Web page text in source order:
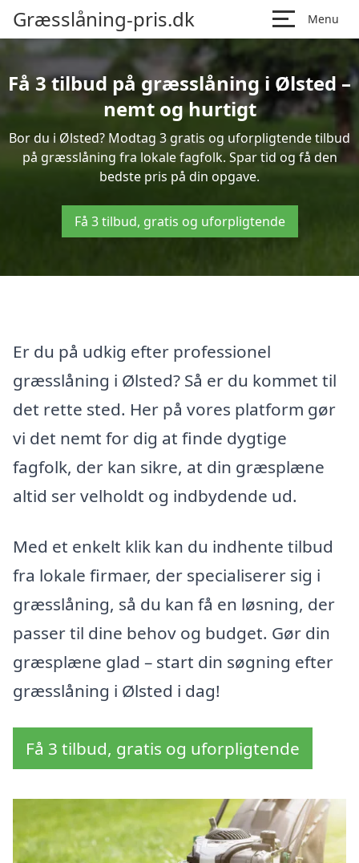
Græsslåning-pris.dk Menu
Få 3 tilbud på græsslåning i Ølsted –
nemt og hurtigt
Bor du i Ølsted? Modtag 3 gratis og uforpligtende tilbud
på græsslåning fra lokale fagfolk. Spar tid og få den
bedste pris på din opgave.
Få 3 tilbud, gratis og uforpligtende
Er du på udkig efter professionel
græsslåning i Ølsted? Så er du kommet til
det rette sted. Her på vores platform gør
vi det nemt for dig at finde dygtige
fagfolk, der kan sikre, at din græsplæne
altid ser velholdt og indbydende ud.
Med et enkelt klik kan du indhente tilbud
fra lokale firmaer, der specialiserer sig i
græsslåning, så du kan få en løsning, der
passer til dine behov og budget. Gør din
græsplæne glad – start din søgning efter
græsslåning i Ølsted i dag!
Få 3 tilbud, gratis og uforpligtende